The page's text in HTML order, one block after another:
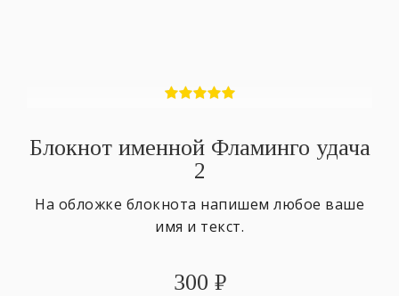
Блокнот именной Фламинго удача
2
На обложке блокнота напишем любое ваше
имя и текст.
300 ₽